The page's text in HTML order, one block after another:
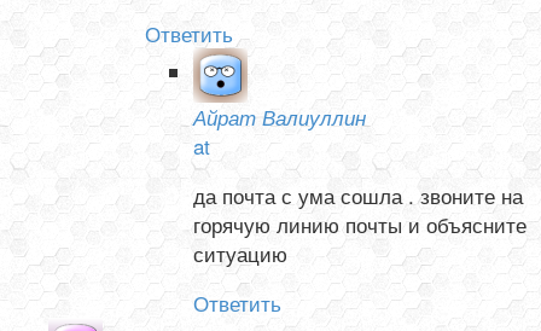
Ответить
Айрат Валиуллин
at
да почта с ума сошла . звоните на
горячую линию почты и объясните
ситуацию
Ответить